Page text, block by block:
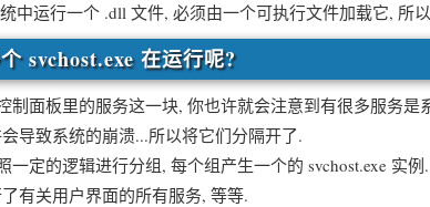
中运行一个 .dll 文件, 必须由一个可执行文件加载它, 所
svchost.exe 在运行呢?
板里的服务这一块, 你也许就会注意到有很多服务是
导致系统的崩溃...所以将它们分隔开了.
的逻辑进行分组, 每个组产生一个的 svchost.exe 实例.
了有关用户界面的所有服务, 等等.